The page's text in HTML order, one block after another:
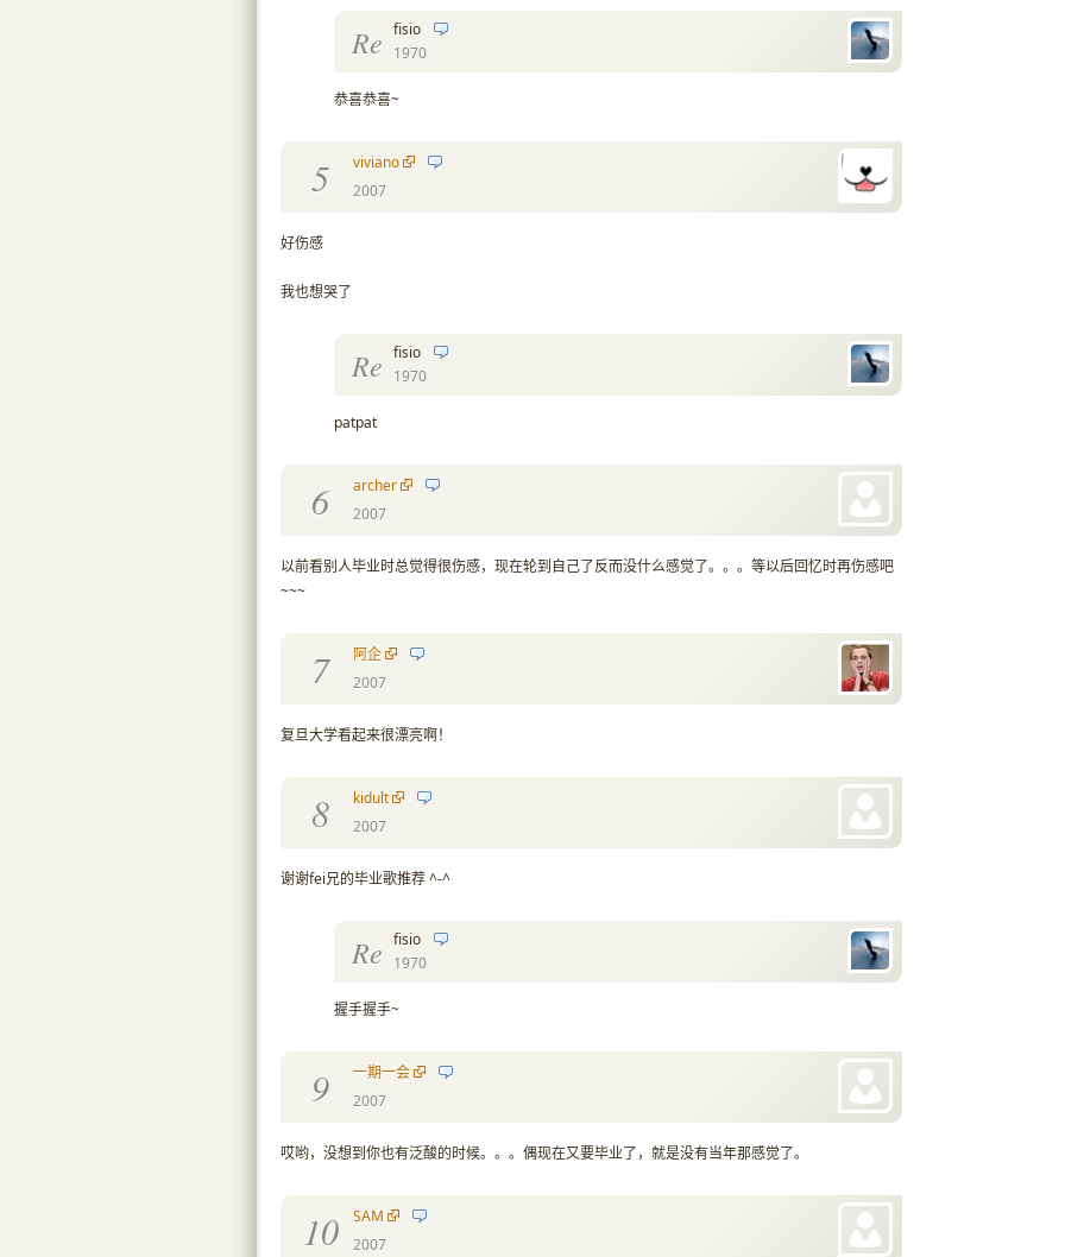
Re fisio
1970
恭喜恭喜~
5
viviano
2007
好伤感
我也想哭了
Re fisio
1970
patpat
6
archer
2007
以前看别人毕业时总觉得很伤感，现在轮到自己了反而没什么感觉了。。。等以后回忆时再伤感吧
~~~
7
阿企
2007
复旦大学看起来很漂亮啊！
8
kidult
2007
谢谢fei兄的毕业歌推荐 ^-^
Re fisio
1970
握手握手~
9
一期一会
2007
哎哟，没想到你也有泛酸的时候。。。偶现在又要毕业了，就是没有当年那感觉了。
10
SAM
2007